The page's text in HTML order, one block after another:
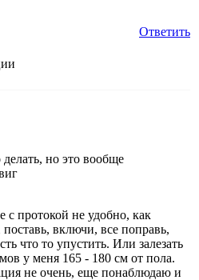
Ответить
но это вообще
с протокой не удобно, как
включи, все поправь,
что то упустить. Или залезать
у меня 165 - 180 см от пола.
не очень, еще понаблюдаю и